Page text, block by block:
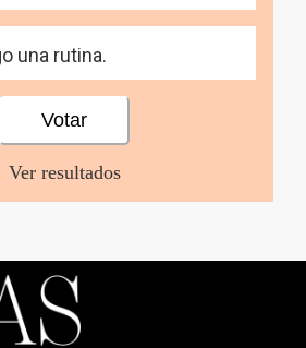
una rutina.
Ver resultados